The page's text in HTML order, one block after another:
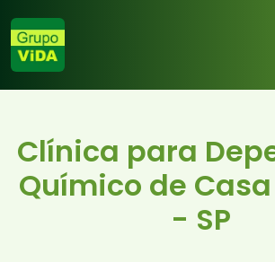
Clínica para
Químico de
- SP